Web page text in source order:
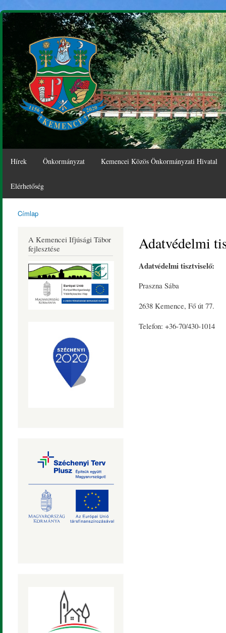
Hírek Önkormányzat Kemencei Közös Önkormányzati Hivatal
Elérhetőség
Kemence
Község
Honlapja
Címlap
A Kemencei Ifjúsági Tábor
fejlesztése
Adatvédelmi
Adatvédelmi tisztviselő:
Praszna Sába
2638 Kemence, Fő út 77.
Telefon: +36-70/430-1014